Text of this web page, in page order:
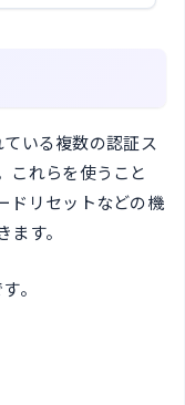
いる複数の認証ス
これらを使うこと
ドリセットなどの機
す。
。